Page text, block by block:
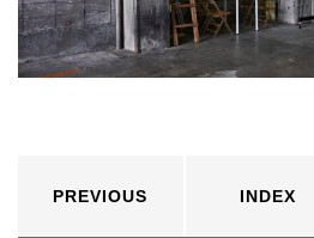
PREVIOUS INDEX